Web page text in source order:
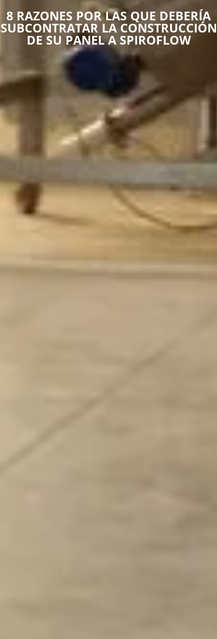
8 RAZONES POR LAS QUE DEBERÍA
SUBCONTRATAR LA CONSTRUCCIÓN
DE SU PANEL A SPIROFLOW